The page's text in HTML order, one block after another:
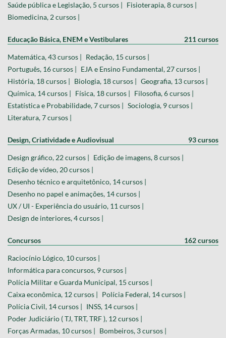
Saúde pública e Legislação, 5 cursos | Fisioterapia, 8 cursos |
Biomedicina, 2 cursos |
Educação Básica, ENEM e Vestibulares 211 cursos
Matemática, 43 cursos | Redação, 15 cursos |
Português, 16 cursos | EJA e Ensino Fundamental, 27 cursos |
História, 18 cursos | Biologia, 18 cursos | Geografia, 13 cursos |
Química, 14 cursos | Física, 18 cursos | Filosofia, 6 cursos |
Estatística e Probabilidade, 7 cursos | Sociologia, 9 cursos |
Literatura, 7 cursos |
Design, Criatividade e Audiovisual 93 cursos
Design gráfico, 22 cursos | Edição de imagens, 8 cursos |
Edição de vídeo, 20 cursos |
Desenho técnico e arquitetônico, 14 cursos |
Desenho no papel e animações, 14 cursos |
UX / UI - Experiência do usuário, 11 cursos |
Design de interiores, 4 cursos |
Concursos 162 cursos
Raciocínio Lógico, 10 cursos |
Informática para concursos, 9 cursos |
Polícia Militar e Guarda Municipal, 15 cursos |
Caixa econômica, 12 cursos | Polícia Federal, 14 cursos |
Polícia Civil, 14 cursos | INSS, 14 cursos |
Poder Judiciário ( TJ, TRT, TRF ), 12 cursos |
Forças Armadas, 10 cursos | Bombeiros, 3 cursos |